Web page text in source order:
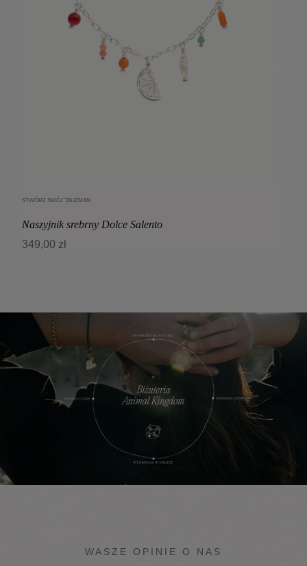
STWÓRZ SWÓJ TALIZMAN
Naszyjnik srebrny Dolce Salento
349,00 zł
WASZE OPINIE O NAS